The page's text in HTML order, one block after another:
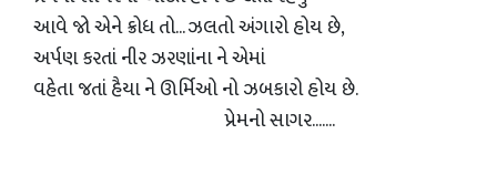
આવે જો એને ક્રોધ તો... ઝલતો અંગારો હોય છે,
અર્પણ કરતાં નીર ઝરણાંના ને એમાં
વહેતા જતાં હૈયા ને ઊર્મિઓ નો ઝબકારો હોય છે.
પ્રેમનો સાગર.......